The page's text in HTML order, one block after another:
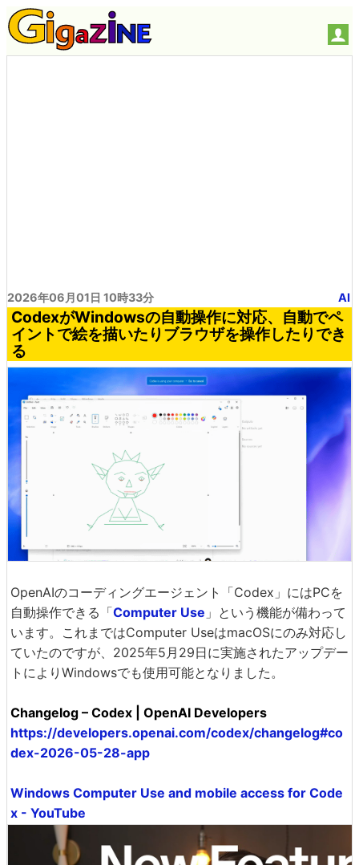
2026年06月01日 10時33分 AI
CodexがWindowsの自動操作に対応、自動でペ
イントで絵を描いたりブラウザを操作したりでき
る
OpenAIのコーディングエージェント「Codex」にはPCを
自動操作できる「Computer Use 」という機能が備わって
います。これまではComputer UseはmacOSにのみ対応し
ていたのですが、2025年5月29日に実施されたアップデー
トによりWindowsでも使用可能となりました。
Changelog – Codex | OpenAI Developers
https://developers.openai.com/codex/changelog#co
dex-2026-05-28-app
Windows Computer Use and mobile access for Code
x - YouTube